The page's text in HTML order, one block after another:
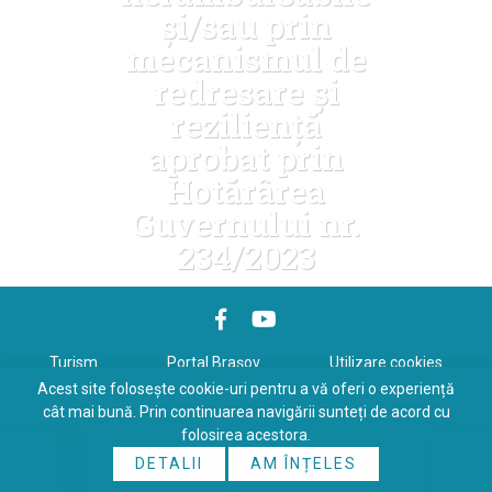
și/sau prin
mecanismul de
redresare și
reziliență
aprobat prin
Hotărârea
Guvernului nr.
234/2023
Turism Portal Braşov Utilizare cookies
Politică de confidenţialitate
Copyrights © 2026 All Rights Reserved. Powered by
Online
Acest site folosește cookie-uri pentru a vă oferi o experiență
cât mai bună. Prin continuarea navigării sunteți de acord cu
folosirea acestora.
DETALII
AM ÎNȚELES